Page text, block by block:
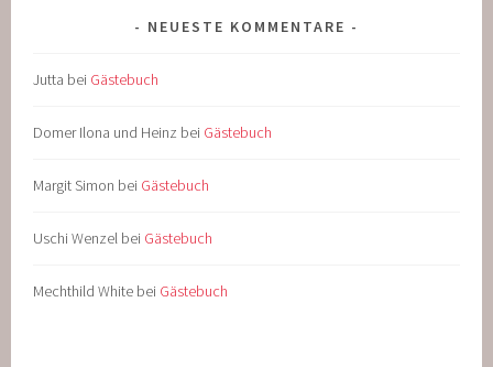
NEUESTE KOMMENTARE
Jutta bei Gästebuch
Domer Ilona und Heinz bei Gästebuch
Margit Simon bei Gästebuch
Uschi Wenzel bei Gästebuch
Mechthild White bei Gästebuch